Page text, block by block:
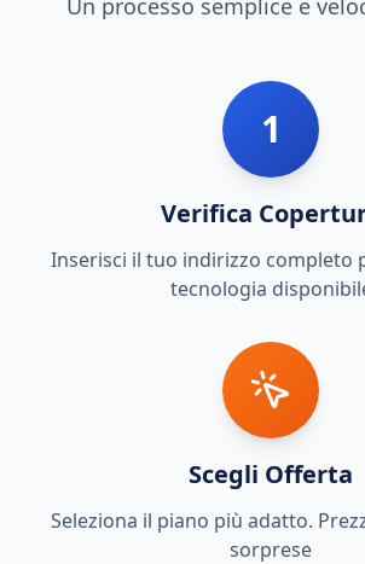
Un processo semplice e
1
Verifica
Inserisci il tuo indirizzo completo
tecnologia
Scegli Offerta
Seleziona il piano più adatto.
sorprese